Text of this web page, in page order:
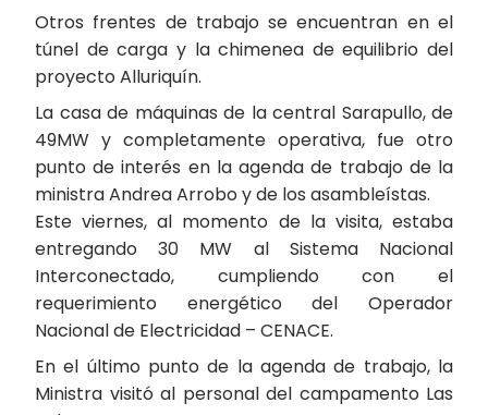
Otros frentes de trabajo se encuentran en el
túnel de carga y la chimenea de equilibrio del
proyecto Alluriquín.
La casa de máquinas de la central Sarapullo, de
49MW y completamente operativa, fue otro
punto de interés en la agenda de trabajo de la
ministra Andrea Arrobo y de los asambleístas.
Este viernes, al momento de la visita, estaba
entregando 30 MW al Sistema Nacional
Interconectado, cumpliendo con el
requerimiento energético del Operador
Nacional de Electricidad – CENACE.
En el último punto de la agenda de trabajo, la
Ministra visitó al personal del campamento Las